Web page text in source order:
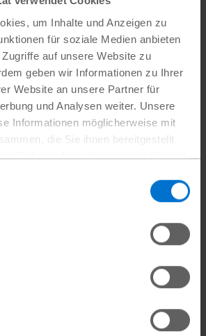
um Inhalte und Anzeigen zu
für soziale Medien anbieten
auf unsere Website zu
geben wir Informationen zu Ihrer
Website an unsere Partner für
und Analysen weiter. Unsere
Informationen möglicherweise mit
die Sie ihnen bereitgestellt
Rahmen Ihrer Nutzung der Dienste
viele Schüler:innen nicht gut